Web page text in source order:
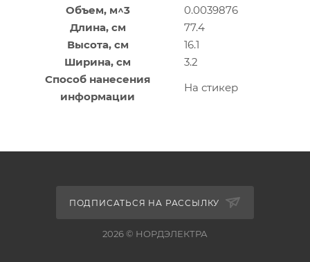
Объем, м^3
0.0039876
Длина, см
77.4
Высота, см
16.1
Ширина, см
3.2
Способ нанесения
информации
На стикер
ПОДПИСАТЬСЯ НА РАССЫЛКУ
2026 © НОРДЭЛЕКТРА